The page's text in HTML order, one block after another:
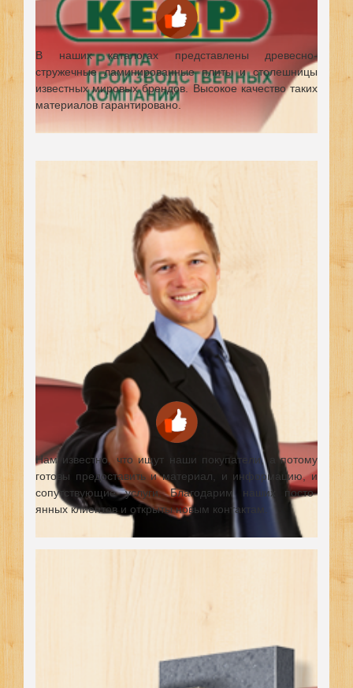
В наших каталогах представлены древесно-
стружечные ламинированные плиты и столешницы
известных мировых брендов. Высокое качество таких
материалов гарантировано.
Нам известно, что ищут наши покупатели, а потому
готовы предоставить и материал, и информацию, и
сопутствующие услуги. Благодарим наших посто-
янных клиентов и открыты новым контактам.